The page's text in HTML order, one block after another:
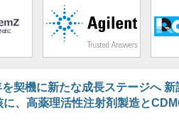
を契機に新たな成長ステージへ 新
、高薬理活性注射剤製造と